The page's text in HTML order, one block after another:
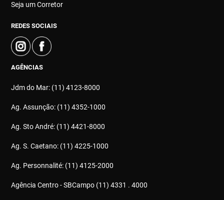
Seja um Corretor
REDES SOCIAIS
AGÊNCIAS
Jdm do Mar: (11) 4123-8000
Ag. Assunção: (11) 4352-1000
Ag. Sto André: (11) 4421-8000
Ag. S. Caetano: (11) 4225-1000
Ag. Personnalité: (11) 4125-2000
Agência Centro - SBCampo (11) 4331 . 4000